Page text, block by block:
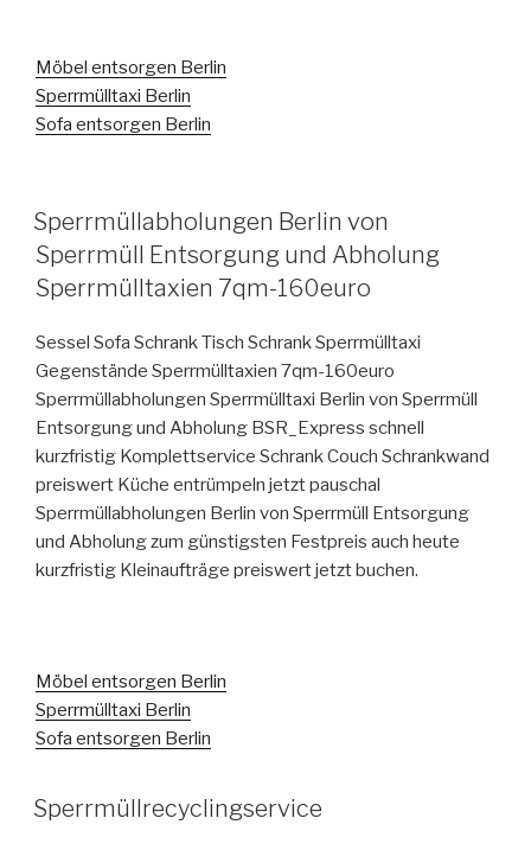
Möbel entsorgen Berlin
Sperrmülltaxi Berlin
Sofa entsorgen Berlin
VERÖFFENTLICHT
AM
Sperrmüllabholungen Berlin von
Sperrmüll Entsorgung und Abholung
Sperrmülltaxien 7qm-160euro
Sessel Sofa Schrank Tisch Schrank Sperrmülltaxi
Gegenstände Sperrmülltaxien 7qm-160euro
Sperrmüllabholungen Sperrmülltaxi Berlin von Sperrmüll
Entsorgung und Abholung BSR_Express schnell
kurzfristig Komplettservice Schrank Couch Schrankwand
preiswert Küche entrümpeln jetzt pauschal
Sperrmüllabholungen Berlin von Sperrmüll Entsorgung
und Abholung zum günstigsten Festpreis auch heute
kurzfristig Kleinaufträge preiswert jetzt buchen.
Möbel entsorgen Berlin
Sperrmülltaxi Berlin
Sofa entsorgen Berlin
VERÖFFENTLICHT
AM
Sperrmüllrecyclingservice